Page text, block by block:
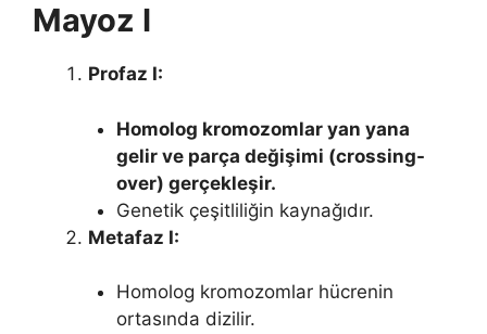
Mayoz I
Profaz I:
Homolog kromozomlar yan yana
gelir ve parça değişimi (crossing-
over) gerçekleşir.
Genetik çeşitliliğin kaynağıdır.
Metafaz I:
Homolog kromozomlar hücrenin
ortasında dizilir.